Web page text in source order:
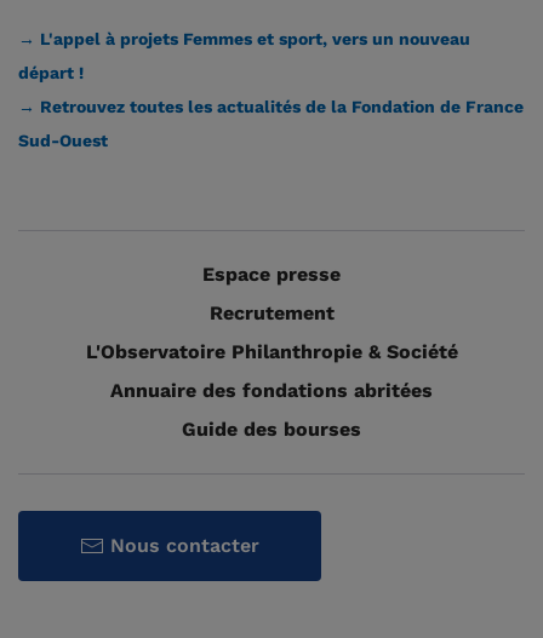
→ L'appel à projets Femmes et sport, vers un nouveau
départ !
→ Retrouvez toutes les actualités de la Fondation de France
Sud-Ouest
Espace presse
Recrutement
L'Observatoire Philanthropie & Société
Annuaire des fondations abritées
Guide des bourses
Nous contacter